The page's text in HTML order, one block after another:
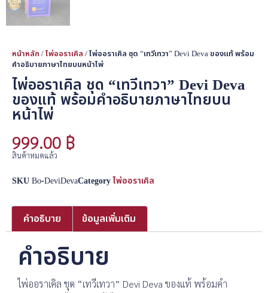
หน้าหลัก /ไพ่ออราเคิล / ไพ่ออราเคิล ชุด “เทวีเทวา” Devi Deva ของแท้ พร้อม
คำอธิบายภาษาไทยบนหน้าไพ่
ไพ่ออราเคิล ชุด “เทวีเทวา” Devi Deva
ของแท้ พร้อมคำอธิบายภาษาไทยบน
หน้าไพ่
999.00 ฿
สินค้าหมดแล้ว
SKUBo-DeviDevaCategoryไพ่ออราเคิล
คำอธิบาย ข้อมูลเพิ่มเติม
คำอธิบาย
ไพ่ออราเคิล ชุด “เทวีเทวา” Devi Deva ของแท้ พร้อมคำ